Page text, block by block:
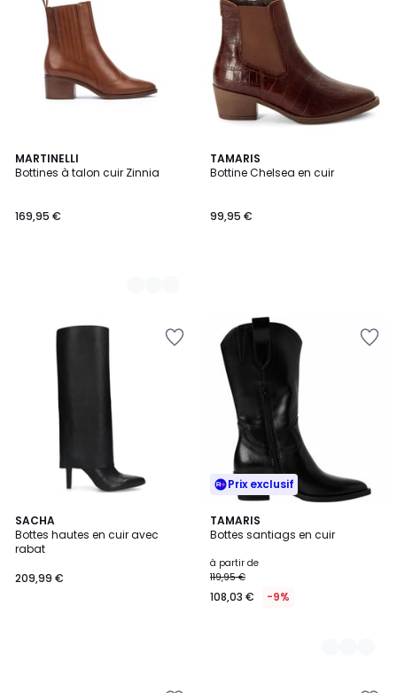
MARTINELLI
Bottines à talon cuir Zinnia
169,95 €
2
Couleurs
TAMARIS
Bottine Chelsea en cuir
99,95 €
SACHA
Bottes hautes en cuir avec
rabat
209,99 €
Prix exclusif
TAMARIS
Bottes santiags en cuir
à partir de
119,95 €
108,03 € -9%
2
Couleurs